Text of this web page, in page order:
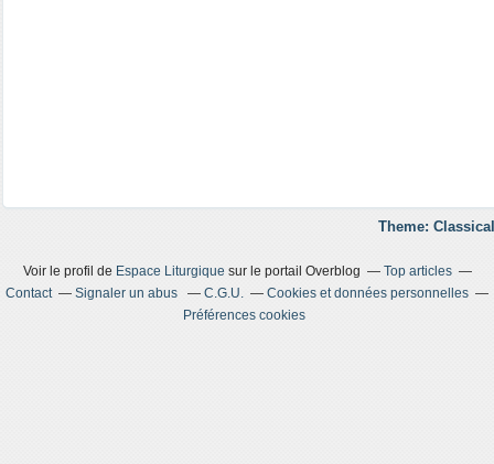
Theme:
Voir le profil de Espace Liturgiquesur le portail Overblog
Top articles
Contact
Signaler un abus C.G.U.
Cookies et données personnelles
Préférences cookies